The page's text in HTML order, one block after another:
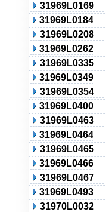
31969L0169
31969L0184
31969L0208
31969L0262
31969L0335
31969L0349
31969L0354
31969L0400
31969L0463
31969L0464
31969L0465
31969L0466
31969L0467
31969L0493
31970L0032